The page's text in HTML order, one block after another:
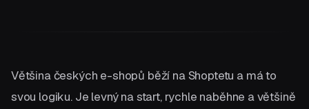
Většina českých e-shopů běží na Shoptetu a má to
svou logiku. Je levný na start, rychle naběhne a většině